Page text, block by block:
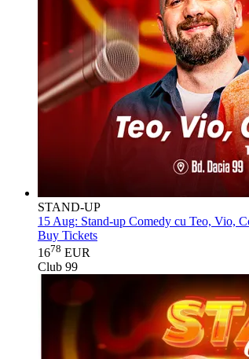
STAND-UP
15 Aug: Stand-up Comedy cu Teo, Vio,
Buy Tickets
1678 EUR
Club 99